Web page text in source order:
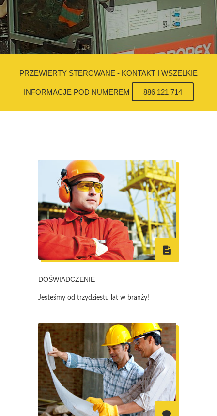
PRZEWIERTY STEROWANE - KONTAKT I WSZELKIE
INFORMACJE POD NUMEREM 886 121 714
DOŚWIADCZENIE
Jesteśmy od trzydziestu lat w branży!